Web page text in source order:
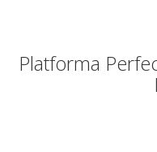
Platforma